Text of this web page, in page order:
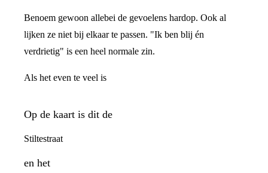
Benoem gewoon allebei de gevoelens hardop. Ook al
lijken ze niet bij elkaar te passen. "Ik ben blij én
verdrietig" is een heel normale zin.
Als het even te veel is
Op de kaart is dit de
Stiltestraat
en het